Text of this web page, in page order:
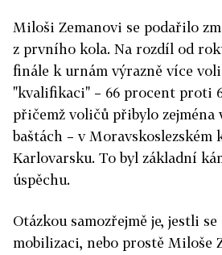
Miloši Zemanovi se podařilo
z prvního kola. Na rozdíl od
finále k urnám výrazně více
"kvalifikaci" – 66 procent proti
přičemž voličů přibylo zejména
baštách – v Moravskoslezském
Karlovarsku. To byl základní
úspěchu.
Otázkou samozřejmě je, jestli
mobilizaci, nebo prostě Miloše